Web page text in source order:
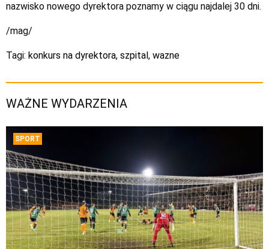
nazwisko nowego dyrektora poznamy w ciągu najdalej 30 dni.
/mag/
Tagi: konkurs na dyrektora, szpital , wazne
WAŻNE WYDARZENIA
SPORT